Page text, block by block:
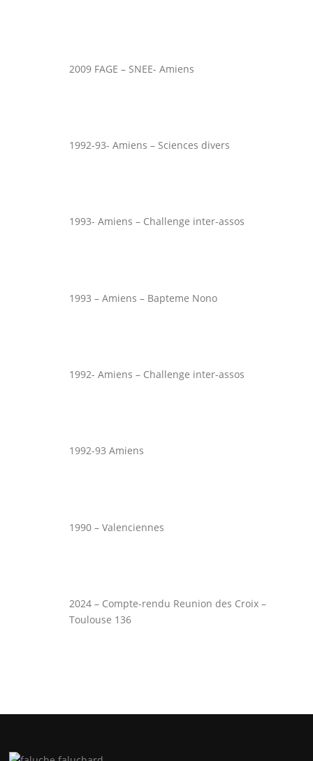
2009 FAGE – SNEE- Amiens
1992-93- Amiens – Sciences divers
1993- Amiens – Challenge inter-assos
1993 – Amiens – Bapteme Nono
1992- Amiens – Challenge inter-assos
1992-93 Amiens
1990 – Valenciennes
2024 – Compte-rendu Reunion des Croix –
Toulouse 136